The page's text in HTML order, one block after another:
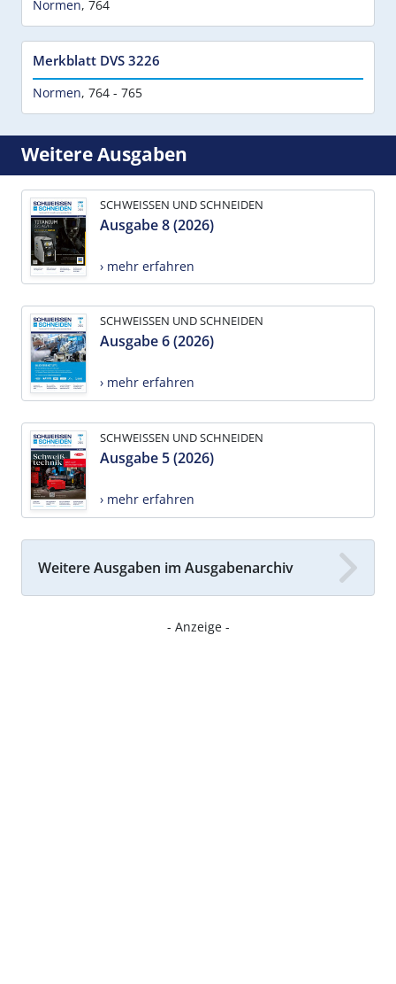
Normen, 764
Merkblatt DVS 3226
Normen, 764 - 765
Weitere Ausgaben
SCHWEISSEN UND SCHNEIDEN
Ausgabe 8 (2026)
› mehr erfahren
SCHWEISSEN UND SCHNEIDEN
Ausgabe 6 (2026)
› mehr erfahren
SCHWEISSEN UND SCHNEIDEN
Ausgabe 5 (2026)
› mehr erfahren
Weitere Ausgaben im Ausgabenarchiv
- Anzeige -